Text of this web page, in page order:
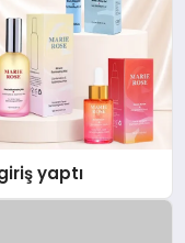
yaptı